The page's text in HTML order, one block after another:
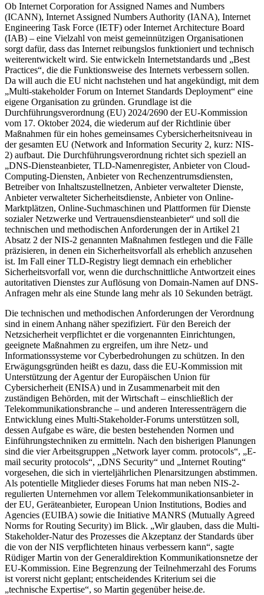
Ob Internet Corporation for Assigned Names and Numbers
(ICANN), Internet Assigned Numbers Authority (IANA), Internet
Engineering Task Force (IETF) oder Internet Architecture Board
(IAB) – eine Vielzahl von meist gemeinnützigen Organisationen
sorgt dafür, dass das Internet reibungslos funktioniert und technisch
weiterentwickelt wird. Sie entwickeln Internetstandards und „Best
Practices“, die die Funktionsweise des Internets verbessern sollen.
Da will auch die EU nicht nachstehen und hat angekündigt, mit dem
„Multi-stakeholder Forum on Internet Standards Deployment“ eine
eigene Organisation zu gründen. Grundlage ist die
Durchführungsverordnung (EU) 2024/2690 der EU-Kommission
vom 17. Oktober 2024, die wiederum auf der Richtlinie über
Maßnahmen für ein hohes gemeinsames Cybersicherheitsniveau in
der gesamten EU (Network and Information Security 2, kurz: NIS-
2) aufbaut. Die Durchführungsverordnung richtet sich speziell an
„DNS-Diensteanbieter, TLD-Namenregister, Anbieter von Cloud-
Computing-Diensten, Anbieter von Rechenzentrumsdiensten,
Betreiber von Inhaltszustellnetzen, Anbieter verwalteter Dienste,
Anbieter verwalteter Sicherheitsdienste, Anbieter von Online-
Marktplätzen, Online-Suchmaschinen und Plattformen für Dienste
sozialer Netzwerke und Vertrauensdiensteanbieter“ und soll die
technischen und methodischen Anforderungen der in Artikel 21
Absatz 2 der NIS-2 genannten Maßnahmen festlegen und die Fälle
präzisieren, in denen ein Sicherheitsvorfall als erheblich anzusehen
ist. Im Fall einer TLD-Registry liegt demnach ein erheblicher
Sicherheitsvorfall vor, wenn die durchschnittliche Antwortzeit eines
autoritativen Dienstes zur Auflösung von Domain-Namen auf DNS-
Anfragen mehr als eine Stunde lang mehr als 10 Sekunden beträgt.
Die technischen und methodischen Anforderungen der Verordnung
sind in einem Anhang näher spezifiziert. Für den Bereich der
Netzsicherheit verpflichtet er die vorgenannten Einrichtungen,
geeignete Maßnahmen zu ergreifen, um ihre Netz- und
Informationssysteme vor Cyberbedrohungen zu schützen. In den
Erwägungsgründen heißt es dazu, dass die EU-Kommission mit
Unterstützung der Agentur der Europäischen Union für
Cybersicherheit (ENISA) und in Zusammenarbeit mit den
zuständigen Behörden, mit der Wirtschaft – einschließlich der
Telekommunikationsbranche – und anderen Interessenträgern die
Entwicklung eines Multi-Stakeholder-Forums unterstützen soll,
dessen Aufgabe es wäre, die besten bestehenden Normen und
Einführungstechniken zu ermitteln. Nach den bisherigen Planungen
sind die vier Arbeitsgruppen „Network layer comm. protocols“, „E-
mail security protocols“, „DNS Security“ und „Internet Routing“
vorgesehen, die sich in vierteljährlichen Plenarsitzungen abstimmen.
Als potentielle Mitglieder dieses Forums hat man neben NIS-2-
regulierten Unternehmen vor allem Telekommunikationsanbieter in
der EU, Geräteanbieter, European Union Institutions, Bodies and
Agencies (EUIBA) sowie die Initiative MANRS (Mutually Agreed
Norms for Routing Security) im Blick. „Wir glauben, dass die Multi-
Stakeholder-Natur des Prozesses die Akzeptanz der Standards über
die von der NIS verpflichteten hinaus verbessern kann“, sagte
Rüdiger Martin von der Generaldirektion Kommunikationsnetze der
EU-Kommission. Eine Begrenzung der Teilnehmerzahl des Forums
ist vorerst nicht geplant; entscheidendes Kriterium sei die
„technische Expertise“, so Martin gegenüber heise.de.